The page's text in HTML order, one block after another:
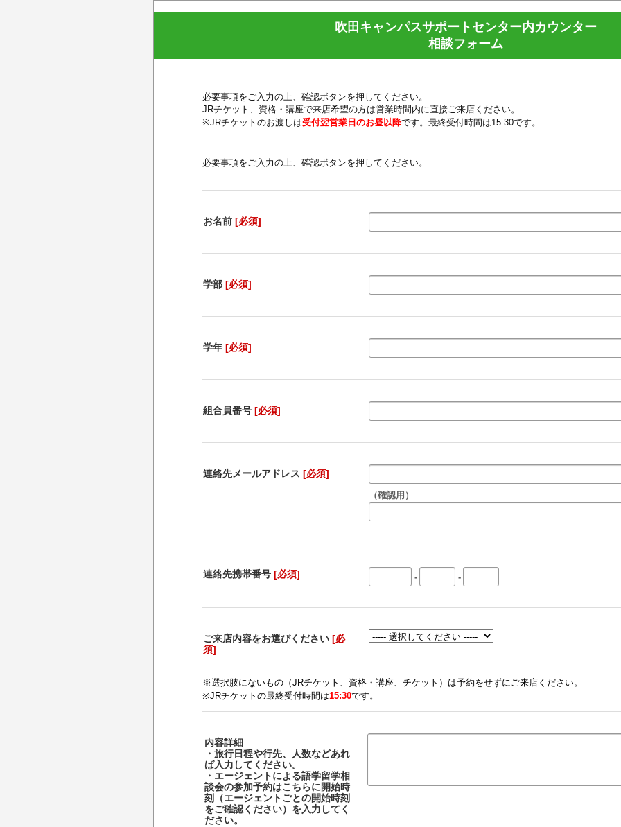
吹田キャンパスサポートセンター内カウンター
相談フォーム
必要事項をご入力の上、確認ボタンを押してください。
JRチケット、資格・講座で来店希望の方は営業時間内に直接ご来店ください。
※JRチケットのお渡しは受付翌営業日のお昼以降です。最終受付時間は15:30です。
必要事項をご入力の上、確認ボタンを押してください。
お名前 [必須]
学部 [必須]
学年 [必須]
組合員番号 [必須]
連絡先メールアドレス [必須]
（確認用）
連絡先携帯番号 [必須] - -
ご来店内容をお選びください [必
須]
※選択肢にないもの（JRチケット、資格・講座、チケット）は予約をせずにご来店ください。
※JRチケットの最終受付時間は15:30です。
内容詳細
・旅行日程や行先、人数などあれ
ば入力してください。
・エージェントによる語学留学相
談会の参加予約はこちらに開始時
刻（エージェントごとの開始時刻
をご確認ください）を入力してく
ださい。